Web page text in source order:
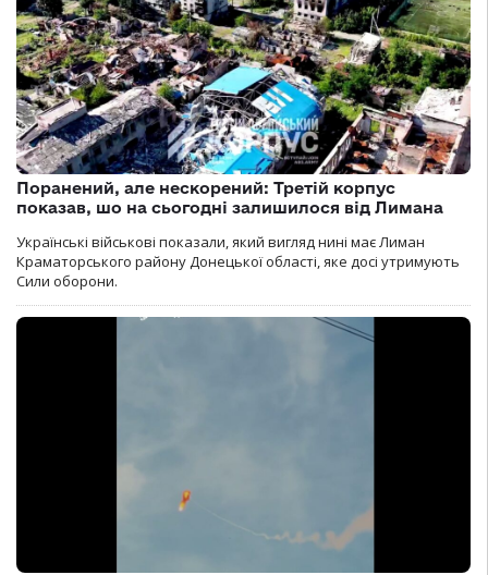
Поранений, але нескорений: Третій корпус
показав, шо на сьогодні залишилося від Лимана
Українські військові показали, який вигляд нині має Лиман
Краматорського району Донецької області, яке досі утримують
Сили оборони.